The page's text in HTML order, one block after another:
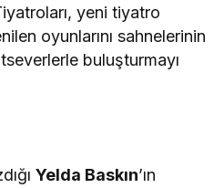
yeni tiyatro
oyunlarını sahnelerinin
buluşturmayı
Yelda Baskın’ın